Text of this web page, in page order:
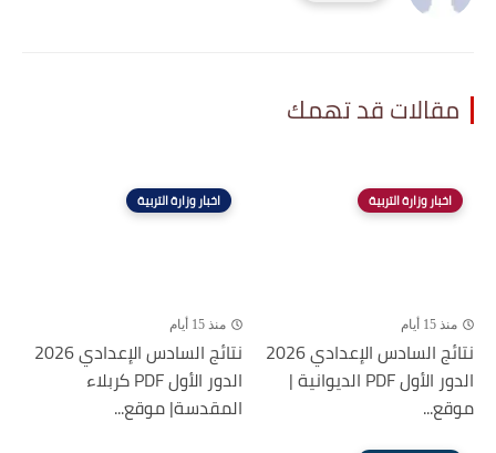
مقالات قد تهمك
اخبار وزارة التربية
منذ 15 أيام
نتائج السادس الإعدادي 2026
الدور الأول PDF الديوانية |
موقع...
اخبار وزارة التربية
منذ 15 أيام
نتائج السادس الإعدادي 2026
الدور الأول PDF كربلاء
المقدسة| موقع...